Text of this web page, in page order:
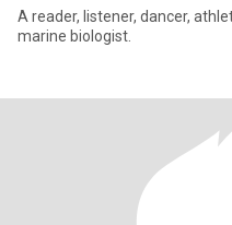
A reader, listener, dancer,
marine biologist.